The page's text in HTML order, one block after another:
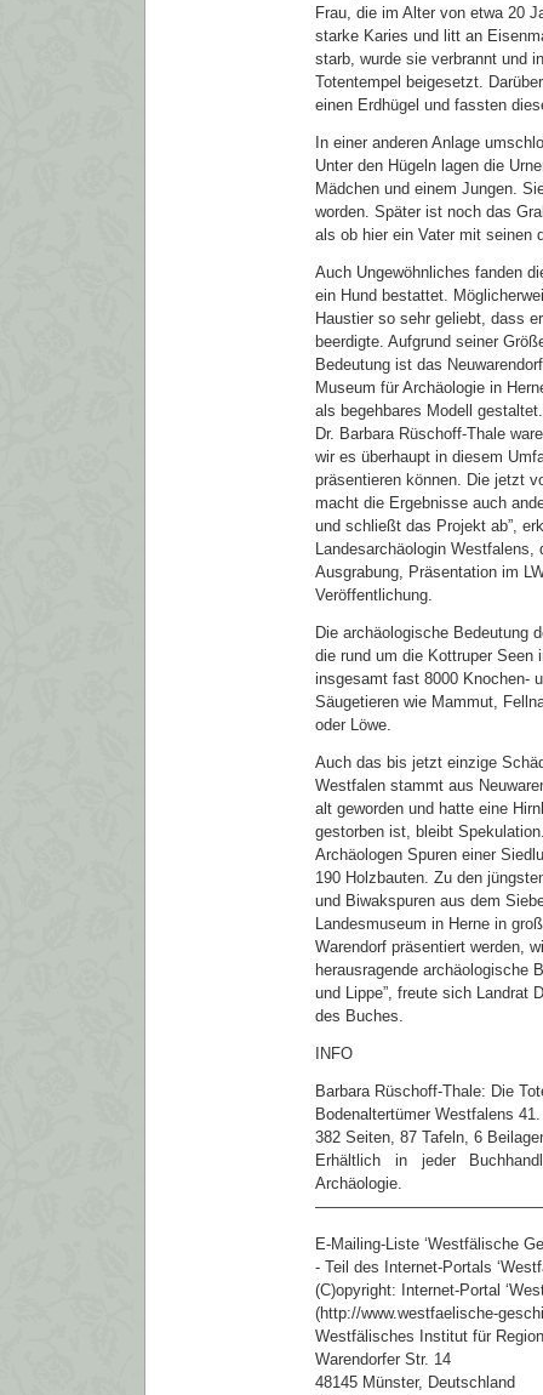
Frau, die im Alter von etwa 20
starke Karies und litt an
starb, wurde sie verbrannt und
Totentempel beigesetzt.
einen Erdhügel und fassten
In einer anderen Anlage
Unter den Hügeln lagen die
Mädchen und einem Jungen.
worden. Später ist noch das
als ob hier ein Vater mit seinen
Auch Ungewöhnliches fanden
ein Hund bestattet.
Haustier so sehr geliebt, dass
beerdigte. Aufgrund seiner
Bedeutung ist das
Museum für Archäologie in
als begehbares Modell
Dr. Barbara Rüschoff-Thale
wir es überhaupt in diesem
präsentieren können. Die jetzt
macht die Ergebnisse auch
und schließt das Projekt ab”,
Landesarchäologin
Ausgrabung, Präsentation im
Veröffentlichung.
Die archäologische Bedeutung
die rund um die Kottruper Seen
insgesamt fast 8000 Knochen-
Säugetieren wie Mammut,
oder Löwe.
Auch das bis jetzt einzige
Westfalen stammt aus
alt geworden und hatte eine
gestorben ist, bleibt
Archäologen Spuren einer
190 Holzbauten. Zu den
und Biwakspuren aus dem
Landesmuseum in Herne in
Warendorf präsentiert werden,
herausragende archäologische
und Lippe”, freute sich Landrat
des Buches.
INFO
Barbara Rüschoff-Thale: Die
Bodenaltertümer Westfalens
382 Seiten, 87 Tafeln, 6
Erhältlich in jeder
Archäologie.
E-Mailing-Liste ‘Westfälische
- Teil des Internet-Portals
(C)opyright: Internet-Portal
(http://www.westfaelische-
Westfälisches Institut für
Warendorfer Str. 14
48145 Münster, Deutschland